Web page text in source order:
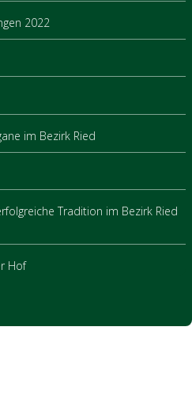
2022
im Bezirk Ried
Tradition im Bezirk Ried
Hof